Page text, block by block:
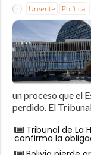
Urgente Política
un proceso que el
perdido. El Tribunal
Tribunal de La
confirma la